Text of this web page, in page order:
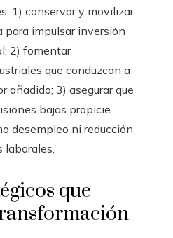
1) conservar y movilizar
para impulsar inversión
2) fomentar
que conduzcan a
añadido; 3) asegurar que
bajas propicie
desempleo ni reducción
laborales.
que